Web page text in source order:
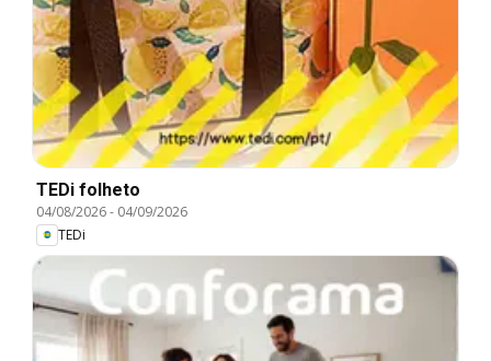
TEDi folheto
04/08/2026- 04/09/2026
TEDi